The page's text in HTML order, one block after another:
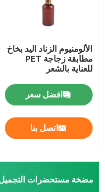
الألومنيوم الزناد اليد بخاخ
مطابقة زجاجة PET
للعناية بالشعر
افضل سعر
اتصل بنا
مضخة مستحضرات التجميل